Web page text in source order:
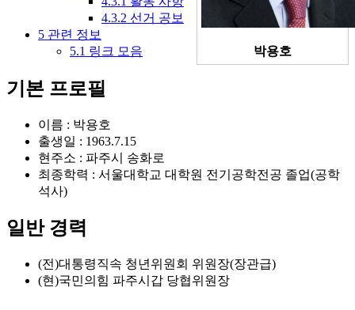
박용호
4.3.2 선거 공보
5 관련 정보
5.1 링크 모음
기본 프로필
이름 : 박용호
출생일 : 1963.7.15
현주소 : 파주시 송화로
최종학력 : 서울대학교 대학원 전기공학전공 졸업(공학
석사)
일반 경력
(전)대통령직속 청년위원회 위원장(장관급)
(현)국민의힘 파주시갑 당협위원장